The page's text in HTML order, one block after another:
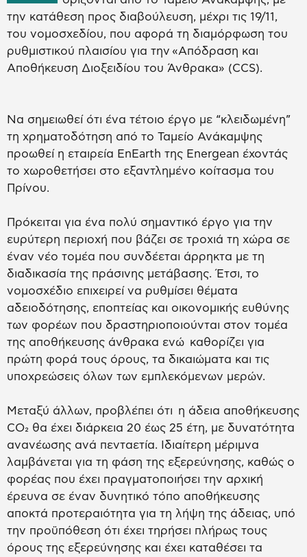
την κατάθεση προς διαβούλευση, μέχρι τις 19/11,
του νομοσχεδίου, που αφορά τη διαμόρφωση του
ρυθμιστικού πλαισίου για την «Απόδραση και
Αποθήκευση Διοξειδίου του Άνθρακα» (CCS).
Να σημειωθεί ότι ένα τέτοιο έργο με “κλειδωμένη”
τη χρηματοδότηση από το Ταμείο Ανάκαμψης
προωθεί η εταιρεία EnEarth της Energean έχοντάς
το χωροθετήσει στο εξαντλημένο κοίτασμα του
Πρίνου.
Πρόκειται για ένα πολύ σημαντικό έργο για την
ευρύτερη περιοχή που βάζει σε τροχιά τη χώρα σε
έναν νέο τομέα που συνδέεται άρρηκτα με τη
διαδικασία της πράσινης μετάβασης. Έτσι, το
νομοσχέδιο επιχειρεί να ρυθμίσει θέματα
αδειοδότησης, εποπτείας και οικονομικής ευθύνης
των φορέων που δραστηριοποιούνται στον τομέα
της αποθήκευσης άνθρακα ενώ καθορίζει για
πρώτη φορά τους όρους, τα δικαιώματα και τις
υποχρεώσεις όλων των εμπλεκόμενων μερών.
Μεταξύ άλλων, προβλέπει ότι η άδεια αποθήκευσης
CO₂ θα έχει διάρκεια 20 έως 25 έτη, με δυνατότητα
ανανέωσης ανά πενταετία. Ιδιαίτερη μέριμνα
λαμβάνεται για τη φάση της εξερεύνησης, καθώς ο
φορέας που έχει πραγματοποιήσει την αρχική
έρευνα σε έναν δυνητικό τόπο αποθήκευσης
αποκτά προτεραιότητα για τη λήψη της άδειας, υπό
την προϋπόθεση ότι έχει τηρήσει πλήρως τους
όρους της εξερεύνησης και έχει καταθέσει τα